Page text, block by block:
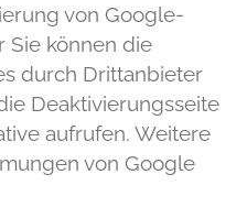
von Google-
Sie können die
durch Drittanbieter
Deaktivierungsseite
aufrufen. Weitere
von Google